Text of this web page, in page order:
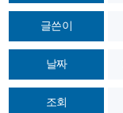
글쓴이
날짜
조회